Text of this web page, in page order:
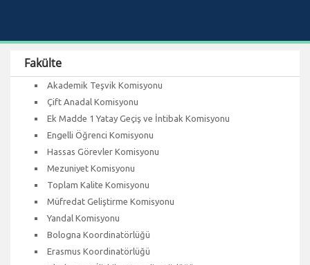
Fakülte
Akademik Teşvik Komisyonu
Çift Anadal Komisyonu
Ek Madde 1 Yatay Geçiş ve İntibak Komisyonu
Engelli Öğrenci Komisyonu
Hassas Görevler Komisyonu
Mezuniyet Komisyonu
Toplam Kalite Komisyonu
Müfredat Geliştirme Komisyonu
Yandal Komisyonu
Bologna Koordinatörlüğü
Erasmus Koordinatörlüğü